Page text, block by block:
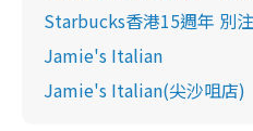
Starbucks香港15週年 別
Jamie's Italian
Jamie's Italian(尖沙咀店)